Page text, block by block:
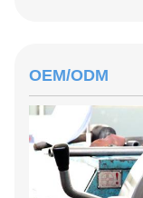
OEM/ODM